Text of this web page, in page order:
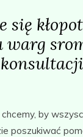
się
by
poszukiwać